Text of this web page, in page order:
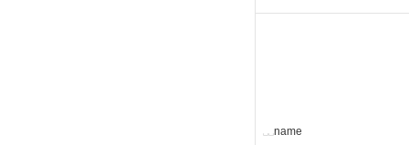
␣␣name